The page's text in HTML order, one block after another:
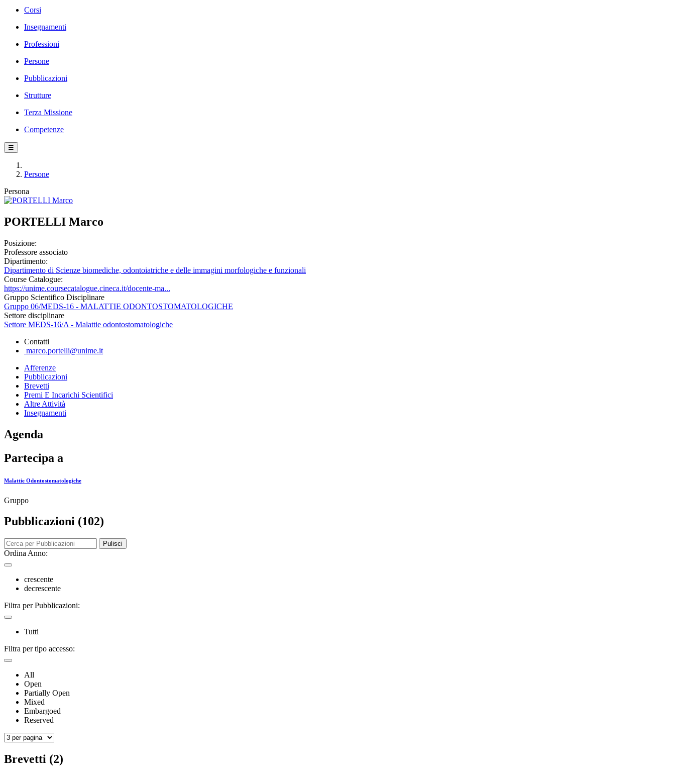
Corsi
Insegnamenti
Professioni
Persone
Pubblicazioni
Strutture
Terza Missione
Competenze
☰
Persone
Persona
PORTELLI Marco
Posizione:
Professore associato
Dipartimento:
Dipartimento di Scienze biomediche, odontoiatriche e delle immagini morfologiche e funzionali
Course Catalogue:
https://unime.coursecatalogue.cineca.it/docente-ma...
Gruppo Scientifico Disciplinare
Gruppo 06/MEDS-16 - MALATTIE ODONTOSTOMATOLOGICHE
Settore disciplinare
Settore MEDS-16/A - Malattie odontostomatologiche
Contatti
marco.portelli@unime.it
Afferenze
Pubblicazioni
Brevetti
Premi E Incarichi Scientifici
Altre Attività
Insegnamenti
Agenda
Partecipa a
Malattie Odontostomatologiche
Gruppo
Pubblicazioni (102)
Pulisci
Ordina Anno:
crescente
decrescente
Filtra per Pubblicazioni:
Tutti
Filtra per tipo accesso:
All
Open
Partially Open
Mixed
Embargoed
Reserved
Brevetti (2)